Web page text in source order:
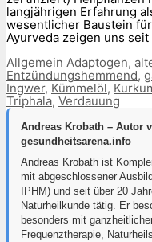
langjährigen Erfahrung
wesentlicher Baustein
Ayurveda zeigen uns
Kategorien
Allgemein Schlagwörter
Adaptogen,
Entzündungshemmend,
Ingwer, Kümmelöl,
Triphala, Verdauung
Andreas Krobath – Autor
gesundheitsarena.info
Andreas Krobath ist
mit abgeschlossener
IPHM) und seit über 20
Naturheilkunde tätig. Er
besonders mit
Frequenztherapie,